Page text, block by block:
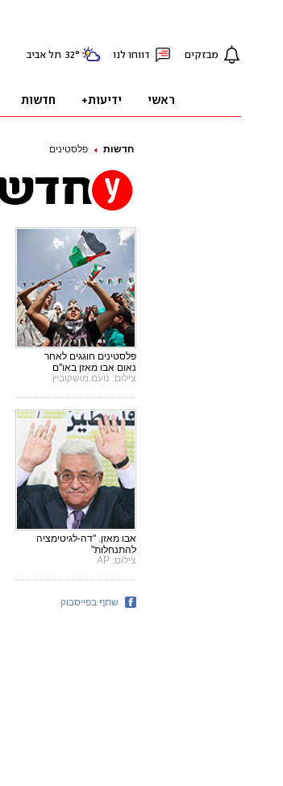
חדשות פלסטינים
פלסטינים חוגגים לאחר
נאום אבו מאזן באו"ם
צילום: נועם מושקוביץ
אבו מאזן. "דה-לגיטימציה
להתנחלות"
צילום: AP
שתף בפייסבוק